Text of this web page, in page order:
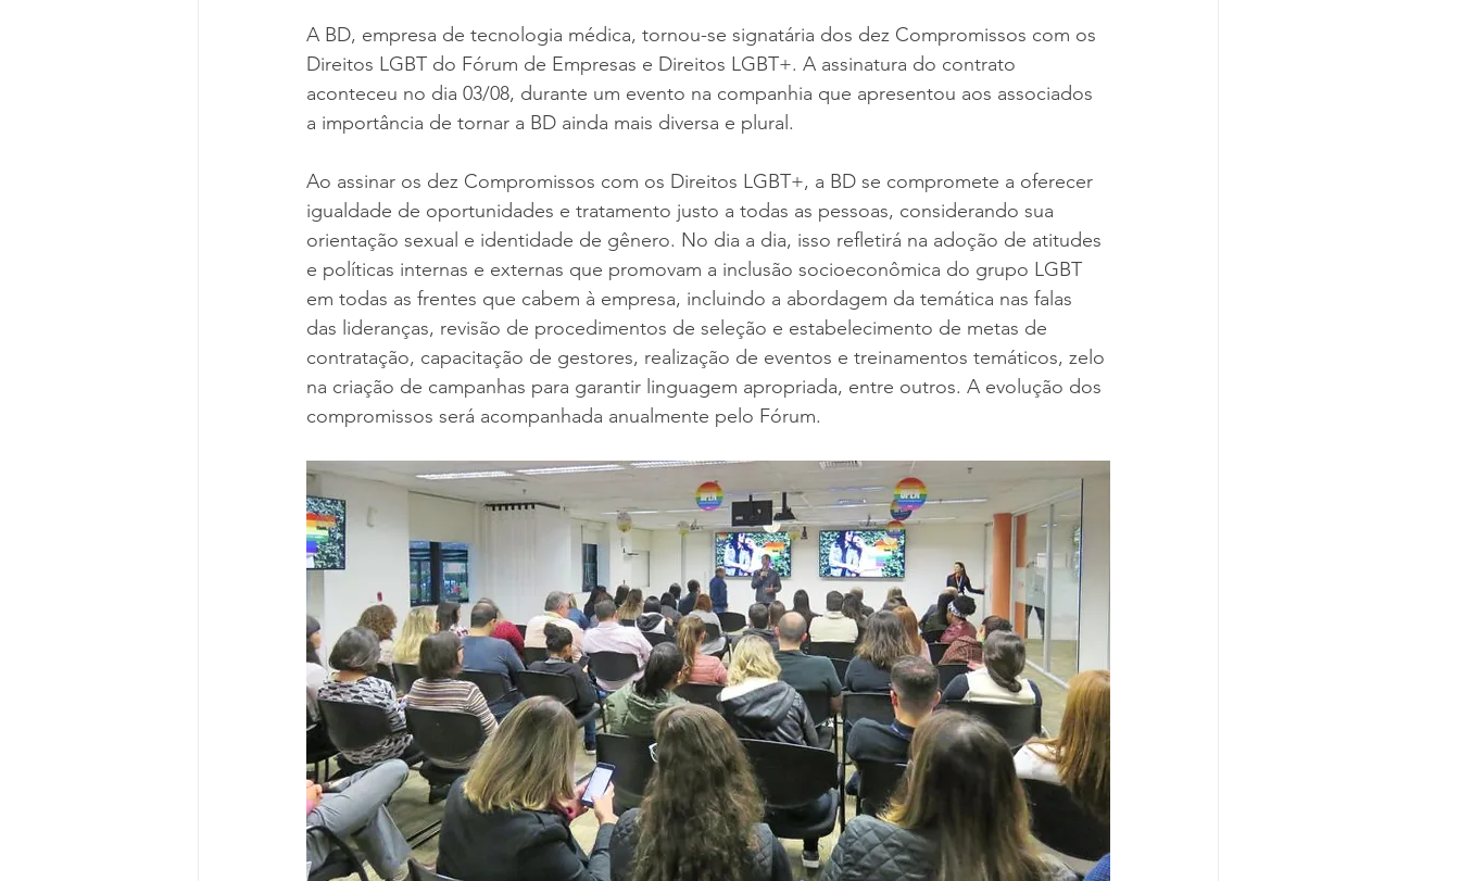
A BD, empresa de tecnologia médica, tornou-se signatária dos dez Compromissos com os
Direitos LGBT do Fórum de Empresas e Direitos LGBT+. A assinatura do contrato
aconteceu no dia 03/08, durante um evento na companhia que apresentou aos associados
a importância de tornar a BD ainda mais diversa e plural.
Ao assinar os dez Compromissos com os Direitos LGBT+, a BD se compromete a oferecer
igualdade de oportunidades e tratamento justo a todas as pessoas, considerando sua
orientação sexual e identidade de gênero. No dia a dia, isso refletirá na adoção de atitudes
e políticas internas e externas que promovam a inclusão socioeconômica do grupo LGBT
em todas as frentes que cabem à empresa, incluindo a abordagem da temática nas falas
das lideranças, revisão de procedimentos de seleção e estabelecimento de metas de
contratação, capacitação de gestores, realização de eventos e treinamentos temáticos, zelo
na criação de campanhas para garantir linguagem apropriada, entre outros. A evolução dos
compromissos será acompanhada anualmente pelo Fórum.